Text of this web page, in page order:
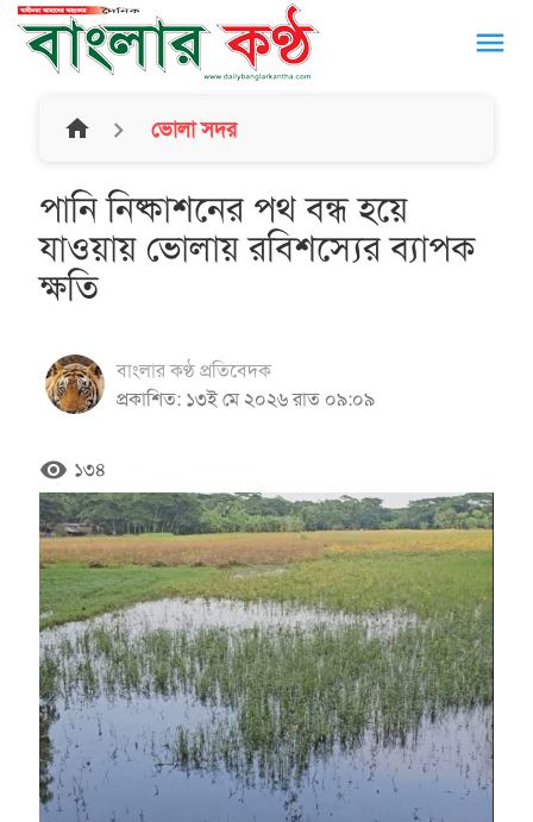
menu
home ভোলা সদর
পানি নিষ্কাশনের পথ বন্ধ হয়ে
যাওয়ায় ভোলায় রবিশস্যের ব্যাপক
ক্ষতি
বাংলার কণ্ঠ প্রতিবেদক
প্রকাশিত: ১৩ই মে ২০২৬ রাত ০৯:০৯
remove_red_eye ১৩৪